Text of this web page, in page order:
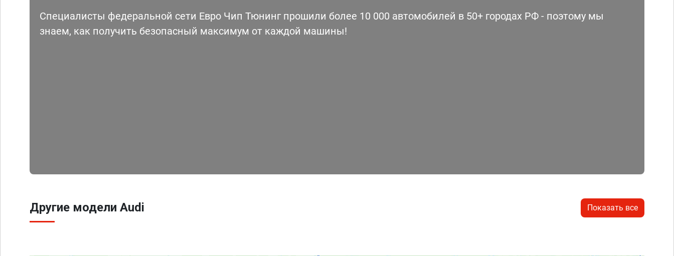
Специалисты федеральной сети Евро Чип Тюнинг прошили более 10 000 автомобилей в 50+ городах РФ - поэтому мы
знаем, как получить безопасный максимум от каждой машины!
Другие модели Audi Показать все